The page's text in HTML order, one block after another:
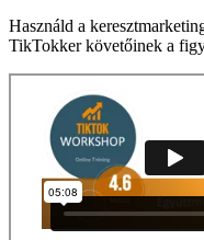
Használd a
TikTokker követőinek a